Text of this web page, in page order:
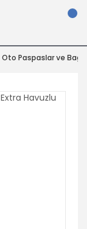
Oto Paspaslar ve